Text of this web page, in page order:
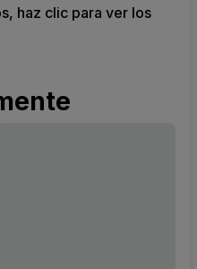
haz clic para ver los